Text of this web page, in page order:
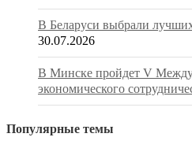
В Беларуси выбрали
30.07.2026
В Минске пройдет V
экономического
Популярные темы